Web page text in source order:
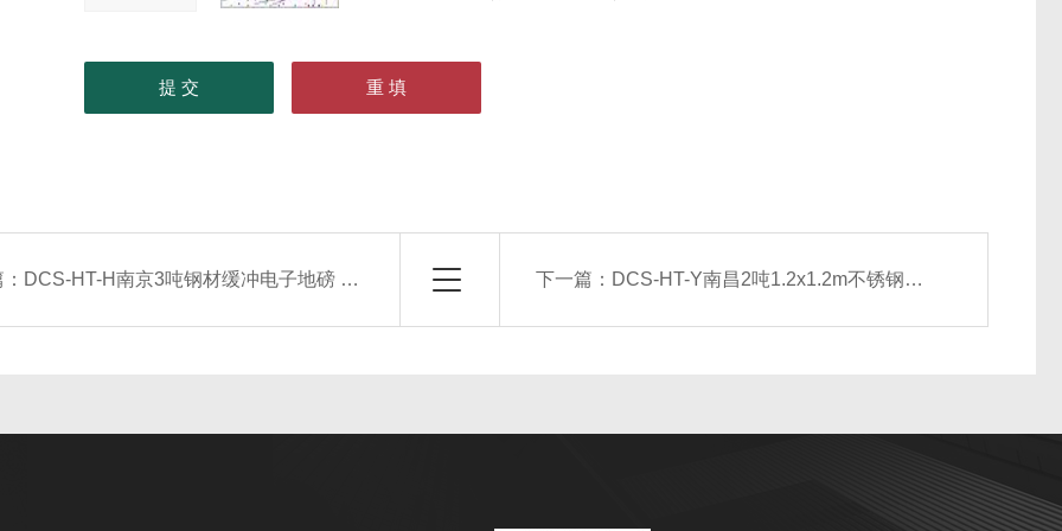
DCS-HT-H南京3吨钢材缓冲电子地磅 5T缓冲平台秤 下一篇： DCS-HT-Y南昌2吨1.2x1.2m不锈钢移动式电子地磅